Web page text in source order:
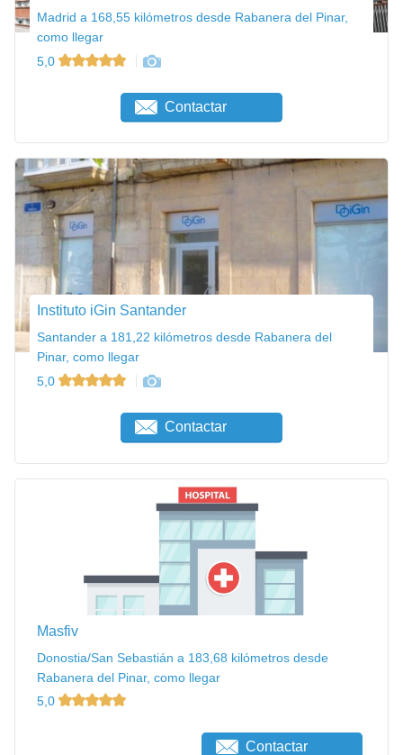
Madrid a 168,55 kilómetros desde Rabanera del Pinar,
como llegar
5,0
Contactar
Instituto iGin Santander
Santander a 181,22 kilómetros desde Rabanera del
Pinar, como llegar
5,0
Contactar
Masfiv
Donostia/San Sebastián a 183,68 kilómetros desde
Rabanera del Pinar, como llegar
5,0
Contactar